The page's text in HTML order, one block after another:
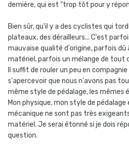
dernière, qui est "trop tôt pour y
Bien sûr, qu'il y a des cyclistes qui
plateaux, des dérailleurs... C'est
mauvaise qualité d'origine, parfois dû
matériel, parfois un mélange de tout
Il suffit de rouler un peu en
s'apercevoir que nous n'avons pas
même style de pédalage, les mêmes
Mon physique, mon style de
mécanique ne sont pas très
matériel. Je serai étonné si je dois
question.